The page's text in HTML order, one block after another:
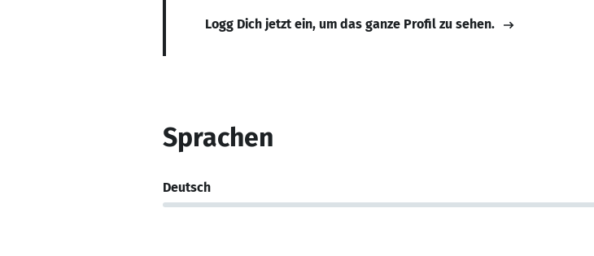
Logg Dich jetzt ein, um das ganze Profil zu sehen.
Sprachen
Deutsch